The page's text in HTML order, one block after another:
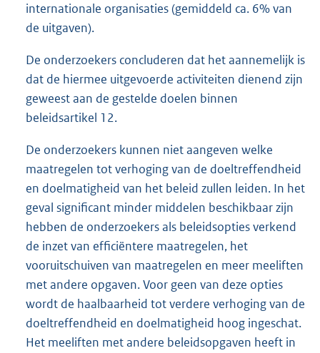
internationale organisaties (gemiddeld ca. 6% van
de uitgaven).
De onderzoekers concluderen dat het aannemelijk is
dat de hiermee uitgevoerde activiteiten dienend zijn
geweest aan de gestelde doelen binnen
beleidsartikel 12.
De onderzoekers kunnen niet aangeven welke
maatregelen tot verhoging van de doeltreffendheid
en doelmatigheid van het beleid zullen leiden. In het
geval significant minder middelen beschikbaar zijn
hebben de onderzoekers als beleidsopties verkend
de inzet van efficiëntere maatregelen, het
vooruitschuiven van maatregelen en meer meeliften
met andere opgaven. Voor geen van deze opties
wordt de haalbaarheid tot verdere verhoging van de
doeltreffendheid en doelmatigheid hoog ingeschat.
Het meeliften met andere beleidsopgaven heeft in